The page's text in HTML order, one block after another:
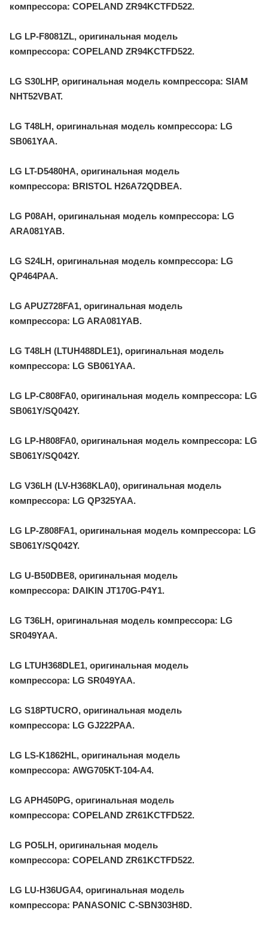
компрессора: COPELAND ZR94KCTFD522.
LG LP-F8081ZL, оригинальная модель
компрессора: COPELAND ZR94KCTFD522.
LG S30LHP, оригинальная модель компрессора: SIAM
NHT52VBAT.
LG T48LH, оригинальная модель компрессора: LG
SB061YAA.
LG LT-D5480HA, оригинальная модель
компрессора: BRISTOL H26A72QDBEA.
LG P08AH, оригинальная модель компрессора: LG
ARA081YAB.
LG S24LH, оригинальная модель компрессора: LG
QP464PAA.
LG APUZ728FA1, оригинальная модель
компрессора: LG ARA081YAB.
LG T48LH (LTUH488DLE1), оригинальная модель
компрессора: LG SB061YAA.
LG LP-C808FA0, оригинальная модель компрессора: LG
SB061Y/SQ042Y.
LG LP-H808FA0, оригинальная модель компрессора: LG
SB061Y/SQ042Y.
LG V36LH (LV-H368KLA0), оригинальная модель
компрессора: LG QP325YAA.
LG LP-Z808FA1, оригинальная модель компрессора: LG
SB061Y/SQ042Y.
LG U-B50DBE8, оригинальная модель
компрессора: DAIKIN JT170G-P4Y1.
LG T36LH, оригинальная модель компрессора: LG
SR049YAA.
LG LTUH368DLE1, оригинальная модель
компрессора: LG SR049YAA.
LG S18PTUCRO, оригинальная модель
компрессора: LG GJ222PAA.
LG LS-K1862HL, оригинальная модель
компрессора: AWG705KT-104-A4.
LG APH450PG, оригинальная модель
компрессора: COPELAND ZR61KCTFD522.
LG PO5LH, оригинальная модель
компрессора: COPELAND ZR61KCTFD522.
LG LU-H36UGA4, оригинальная модель
компрессора: PANASONIC C-SBN303H8D.